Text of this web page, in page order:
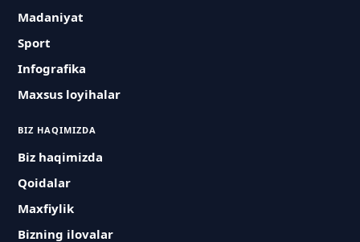
Madaniyat
Sport
Infografika
Maxsus loyihalar
BIZ HAQIMIZDA
Biz haqimizda
Qoidalar
Maxfiylik
Bizning ilovalar